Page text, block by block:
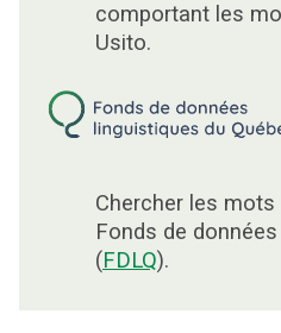
comportant les
Usito.
Chercher les mots
Fonds de
(FDLQ).